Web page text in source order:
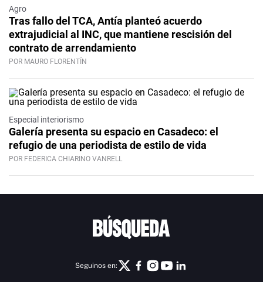
Agro
Tras fallo del TCA, Antía planteó acuerdo
extrajudicial al INC, que mantiene rescisión del
contrato de arrendamiento
POR MAURO FLORENTÍN
Especial interiorismo
Galería presenta su espacio en Casadeco: el
refugio de una periodista de estilo de vida
POR FEDERICA CHIARINO VANRELL
Seguinos en: